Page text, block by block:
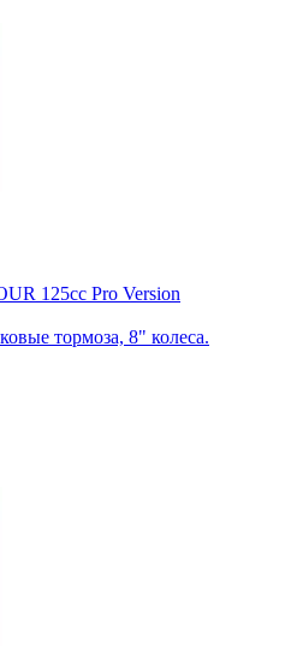
125cc Pro Version
тормоза, 8" колеса.